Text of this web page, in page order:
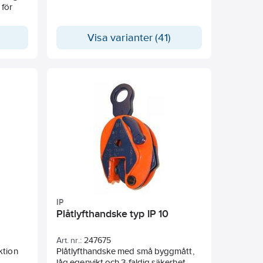
för
Rc
Visa varianter (41)
IP
Plåtlyfthandske typ IP 10
Art. nr.: 247675
Plåtlyfthandske med små byggmått,